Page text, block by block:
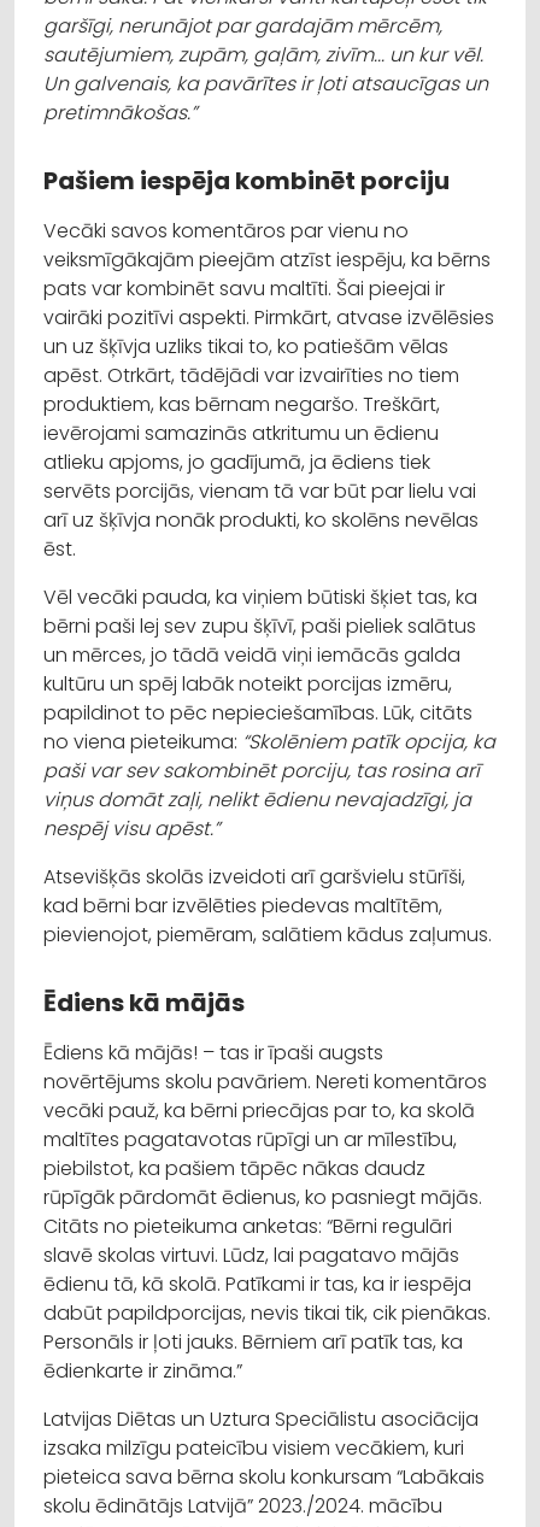
garšīgi, nerunājot par gardajām mērcēm,
sautējumiem, zupām, gaļām, zivīm... un kur vēl.
Un galvenais, ka pavārītes ir ļoti atsaucīgas un
pretimnākošas.”
Pašiem iespēja kombinēt porciju
Vecāki savos komentāros par vienu no
veiksmīgākajām pieejām atzīst iespēju, ka bērns
pats var kombinēt savu maltīti. Šai pieejai ir
vairāki pozitīvi aspekti. Pirmkārt, atvase izvēlēsies
un uz šķīvja uzliks tikai to, ko patiešām vēlas
apēst. Otrkārt, tādējādi var izvairīties no tiem
produktiem, kas bērnam negaršo. Treškārt,
ievērojami samazinās atkritumu un ēdienu
atlieku apjoms, jo gadījumā, ja ēdiens tiek
servēts porcijās, vienam tā var būt par lielu vai
arī uz šķīvja nonāk produkti, ko skolēns nevēlas
ēst.
Vēl vecāki pauda, ka viņiem būtiski šķiet tas, ka
bērni paši lej sev zupu šķīvī, paši pieliek salātus
un mērces, jo tādā veidā viņi iemācās galda
kultūru un spēj labāk noteikt porcijas izmēru,
papildinot to pēc nepieciešamības. Lūk, citāts
no viena pieteikuma: “Skolēniem patīk opcija, ka
paši var sev sakombinēt porciju, tas rosina arī
viņus domāt zaļi, nelikt ēdienu nevajadzīgi, ja
nespēj visu apēst.”
Atsevišķās skolās izveidoti arī garšvielu stūrīši,
kad bērni bar izvēlēties piedevas maltītēm,
pievienojot, piemēram, salātiem kādus zaļumus.
Ēdiens kā mājās
Ēdiens kā mājās! – tas ir īpaši augsts
novērtējums skolu pavāriem. Nereti komentāros
vecāki pauž, ka bērni priecājas par to, ka skolā
maltītes pagatavotas rūpīgi un ar mīlestību,
piebilstot, ka pašiem tāpēc nākas daudz
rūpīgāk pārdomāt ēdienus, ko pasniegt mājās.
Citāts no pieteikuma anketas: “Bērni regulāri
slavē skolas virtuvi. Lūdz, lai pagatavo mājās
ēdienu tā, kā skolā. Patīkami ir tas, ka ir iespēja
dabūt papildporcijas, nevis tikai tik, cik pienākas.
Personāls ir ļoti jauks. Bērniem arī patīk tas, ka
ēdienkarte ir zināma.”
Latvijas Diētas un Uztura Speciālistu asociācija
izsaka milzīgu pateicību visiem vecākiem, kuri
pieteica sava bērna skolu konkursam “Labākais
skolu ēdinātājs Latvijā” 2023./2024. mācību